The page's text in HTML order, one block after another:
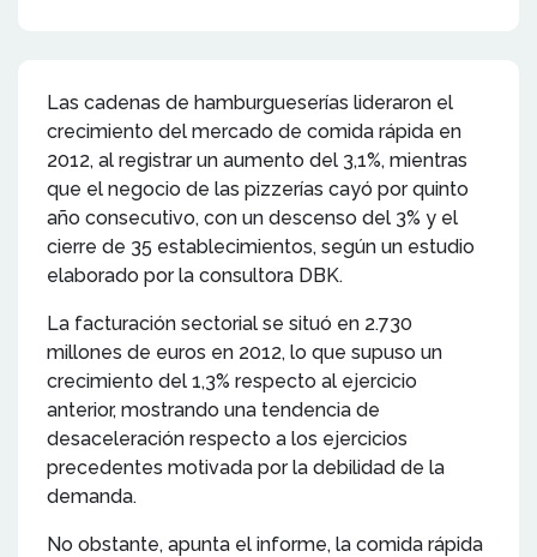
Las cadenas de hamburgueserías lideraron el
crecimiento del mercado de comida rápida en
2012, al registrar un aumento del 3,1%, mientras
que el negocio de las pizzerías cayó por quinto
año consecutivo, con un descenso del 3% y el
cierre de 35 establecimientos, según un estudio
elaborado por la consultora DBK.
La facturación sectorial se situó en 2.730
millones de euros en 2012, lo que supuso un
crecimiento del 1,3% respecto al ejercicio
anterior, mostrando una tendencia de
desaceleración respecto a los ejercicios
precedentes motivada por la debilidad de la
demanda.
No obstante, apunta el informe, la comida rápida